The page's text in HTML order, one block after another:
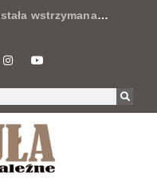
wstrzymana…